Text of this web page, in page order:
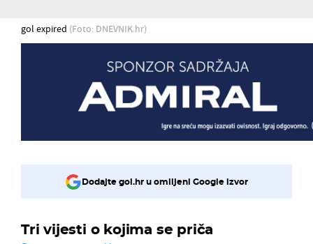
gol expired (Foto: DNEVNIK.hr)
Dodajte gol.hr u omiljeni Google izvor
Tri vijesti o kojima se priča